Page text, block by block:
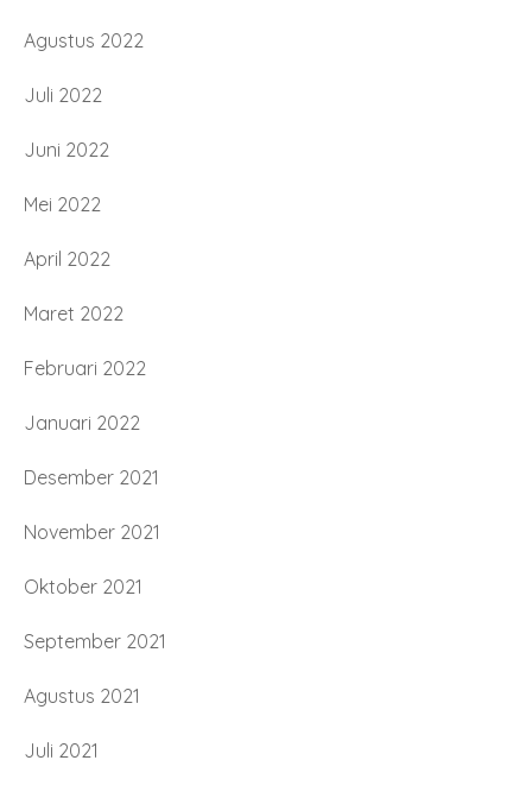
Agustus 2022
Juli 2022
Juni 2022
Mei 2022
April 2022
Maret 2022
Februari 2022
Januari 2022
Desember 2021
November 2021
Oktober 2021
September 2021
Agustus 2021
Juli 2021